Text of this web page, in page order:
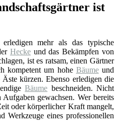
ist
erledigen mehr als das typische
Heckeund das Bekämpfen von
ist es ratsam, einen Gärtner
kompetent um hohe Bäumeund
kürzen. Ebenso erledigen die
Bäume beschneiden. Nicht
gewachsen. Wer bereits
oder körperlicher Kraft mangelt,
Werkzeuge eines professionellen